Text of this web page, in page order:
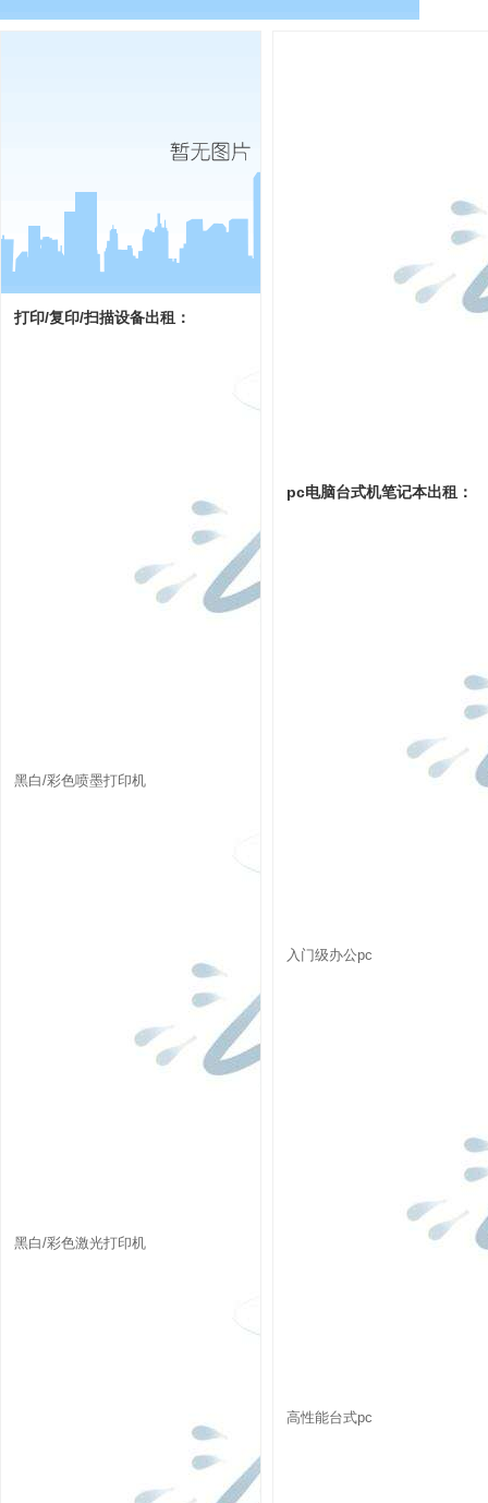
打印/复印/扫描设备出租：
黑白/彩色喷墨打印机
黑白/彩色激光打印机
pc电脑台式机笔记本出租：
入门级办公pc
高性能台式pc